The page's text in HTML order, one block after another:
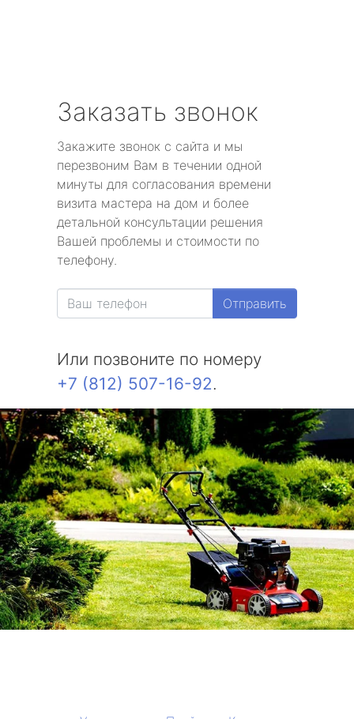
Заказать звонок
Закажите звонок с сайта и мы
перезвоним Вам в течении одной
минуты для согласования времени
визита мастера на дом и более
детальной консультации решения
Вашей проблемы и стоимости по
телефону.
Отправить
Или позвоните по номеру
+7 (812) 507-16-92.